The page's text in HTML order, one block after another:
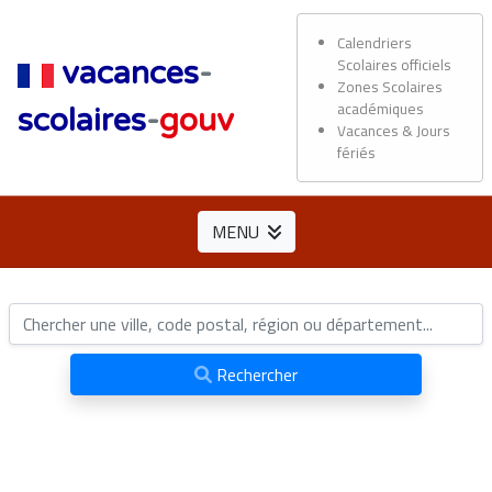
vacances-
scolaires-gouv
Calendriers
Scolaires officiels
Zones Scolaires
académiques
Vacances & Jours
fériés
MENU
Rechercher